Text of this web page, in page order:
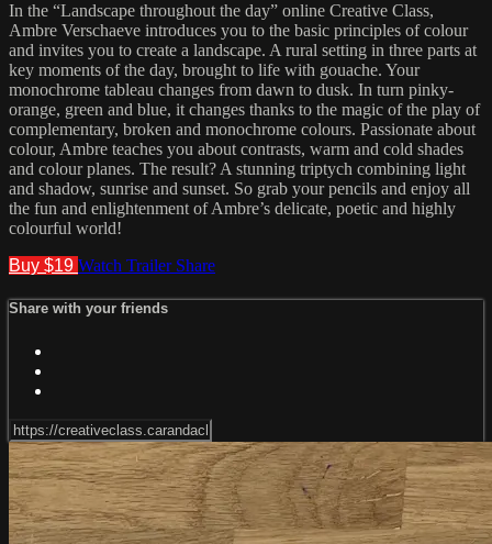
In the “Landscape throughout the day” online Creative Class,
Ambre Verschaeve introduces you to the basic principles of colour
and invites you to create a landscape. A rural setting in three parts at
key moments of the day, brought to life with gouache. Your
monochrome tableau changes from dawn to dusk. In turn pinky-
orange, green and blue, it changes thanks to the magic of the play of
complementary, broken and monochrome colours. Passionate about
colour, Ambre teaches you about contrasts, warm and cold shades
and colour planes. The result? A stunning triptych combining light
and shadow, sunrise and sunset. So grab your pencils and enjoy all
the fun and enlightenment of Ambre’s delicate, poetic and highly
colourful world!
Buy $19 Watch Trailer Share
Share with your friends